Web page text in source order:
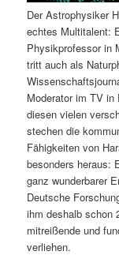
h
a
l
t
s
p
r
I
n
h
a
l
t
s
Der Astrophysiker
echtes Multitalent:
Physikprofessor in
tritt auch als
Moderator im TV
diesen vielen
stechen die
Fähigkeiten von
besonders heraus:
ganz wunderbarer
Deutsche
ihm deshalb schon
mitreißende und
verliehen.